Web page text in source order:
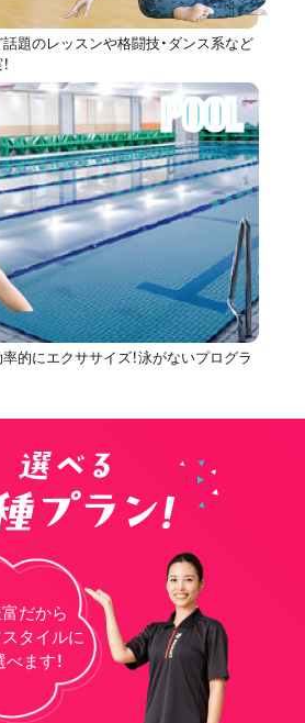
題のレッスンや格闘技・ダンス系など
POOL
的にエクササイズ！泳がないプログラ
だから
タイルに
ます！